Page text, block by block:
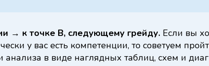
→ к точке B, следующему грейду. Если вы
у вас есть компетенции, то советуем
анализа в виде наглядных таблиц, схем и